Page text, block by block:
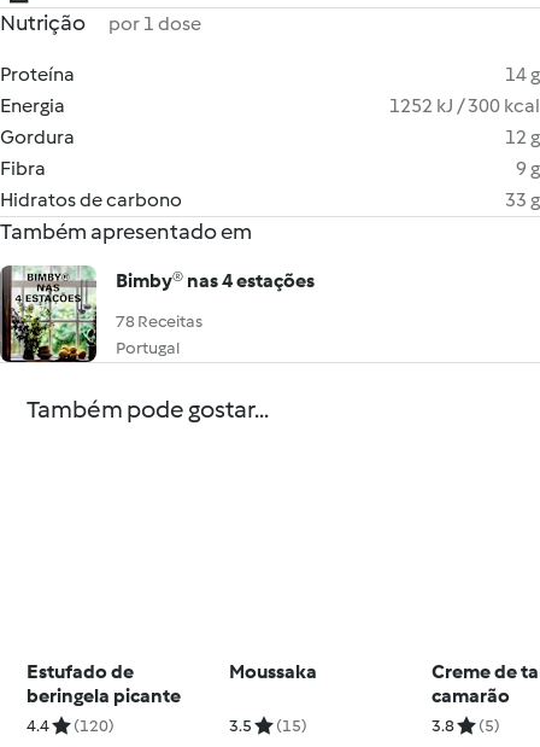
Nutrição por 1 dose
Proteína
14 g
Energia
1252 kJ / 300 kcal
Gordura
12 g
Fibra
9 g
Hidratos de carbono
33 g
Também apresentado em
Bimby® nas 4 estações
78 Receitas
Portugal
Também pode gostar...
Estufado de
beringela picante
4.4 (120)
Moussaka
3.5 (15)
Creme de
camarão
3.8 (5)